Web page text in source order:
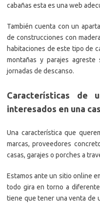
cabañas esta es una web
También cuenta con un
de construcciones con
habitaciones de este tipo de
montañas y parajes
jornadas de descanso.
Características de
interesados en una
Una característica que
marcas, proveedores
casas, garajes o porches a
Estamos ante un sitio online
todo gira en torno a
tiene que tener una venta de